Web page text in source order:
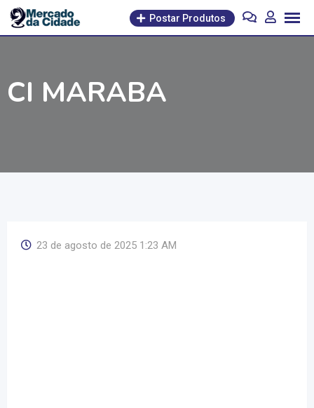
Pular
para
Postar Produtos
CI MARABA
23 de agosto de 2025 1:23 AM